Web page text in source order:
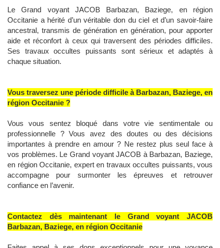
Le Grand voyant JACOB Barbazan, Baziege, en région
Occitanie a hérité d’un véritable don du ciel et d’un savoir-faire
ancestral, transmis de génération en génération, pour apporter
aide et réconfort à ceux qui traversent des périodes difficiles.
Ses travaux occultes puissants sont sérieux et adaptés à
chaque situation.
Vous traversez une période difficile à Barbazan, Baziege, en
région Occitanie ?
Vous vous sentez bloqué dans votre vie sentimentale ou
professionnelle ? Vous avez des doutes ou des décisions
importantes à prendre en amour ? Ne restez plus seul face à
vos problèmes. Le Grand voyant JACOB à Barbazan, Baziege,
en région Occitanie, expert en travaux occultes puissants, vous
accompagne pour surmonter les épreuves et retrouver
confiance en l’avenir.
Contactez dès maintenant le Grand voyant JACOB
Barbazan, Baziege, en région Occitanie